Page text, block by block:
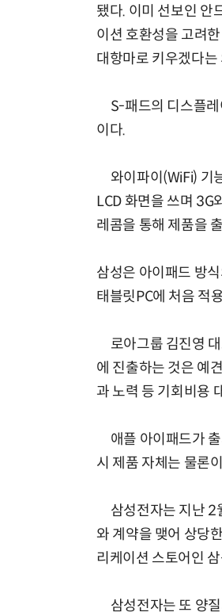
됐다. 이미 선보인 안
이션 호환성을 고려
대항마로 키우겠다는
S-패드의 디스플레
이다.
와이파이(WiFi) 기
LCD 화면을 쓰며 3G
레콤을 통해 제품을
삼성은 아이패드 방
태블릿PC에 처음 적
로아그룹 김진영 대
에 진출하는 것은 예
과 노력 등 기회비용
애플 아이패드가
시 제품 자체는 물론
삼성전자는 지난 2
와 계약을 맺어 상당
리케이션 스토어인
삼성전자는 또 양
체계화 된 데이터가 곧 AI 시대의 경쟁력이다